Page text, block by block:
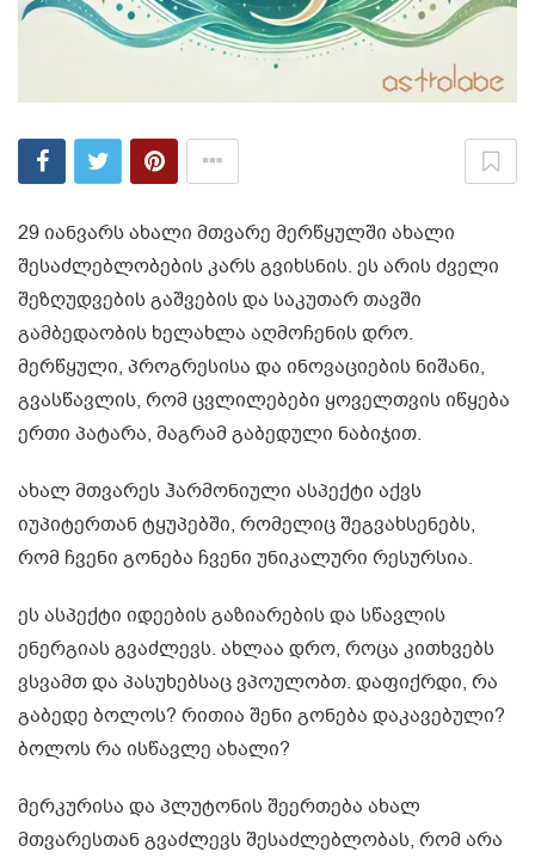
29 იანვარს ახალი მთვარე მერწყულში ახალი
შესაძლებლობების კარს გვიხსნის. ეს არის ძველი
შეზღუდვების გაშვების და საკუთარ თავში
გამბედაობის ხელახლა აღმოჩენის დრო.
მერწყული, პროგრესისა და ინოვაციების ნიშანი,
გვასწავლის, რომ ცვლილებები ყოველთვის იწყება
ერთი პატარა, მაგრამ გაბედული ნაბიჯით.
ახალ მთვარეს ჰარმონიული ასპექტი აქვს
იუპიტერთან ტყუპებში, რომელიც შეგვახსენებს,
რომ ჩვენი გონება ჩვენი უნიკალური რესურსია.
ეს ასპექტი იდეების გაზიარების და სწავლის
ენერგიას გვაძლევს. ახლაა დრო, როცა კითხვებს
ვსვამთ და პასუხებსაც ვპოულობთ. დაფიქრდი, რა
გაბედე ბოლოს? რითია შენი გონება დაკავებული?
ბოლოს რა ისწავლე ახალი?
მერკურისა და პლუტონის შეერთება ახალ
მთვარესთან გვაძლევს შესაძლებლობას, რომ არა